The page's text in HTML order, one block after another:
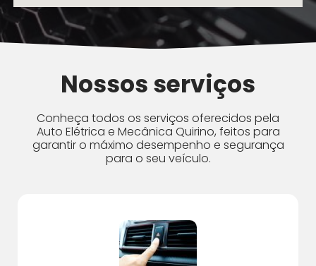
Nossos serviços
Conheça todos os serviços oferecidos pela
Auto Elétrica e Mecânica Quirino, feitos para
garantir o máximo desempenho e segurança
para o seu veículo.